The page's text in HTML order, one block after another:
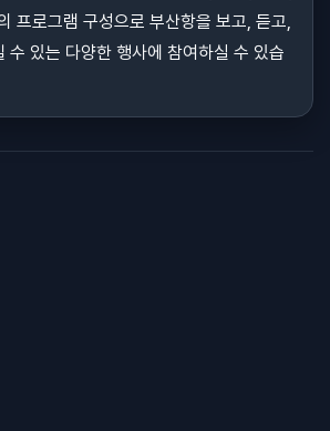
프로그램 구성으로 부산항을 보고, 듣고,
수 있는 다양한 행사에 참여하실 수 있습